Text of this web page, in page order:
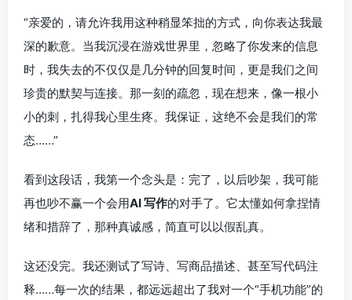
“亲爱的，请允许我用这种稍显笨拙的方式，向你表达我最
深的歉意。当我沉浸在游戏世界里，忽略了你发来的信息
时，我失去的不仅仅是几分钟的回复时间，更是我们之间
珍贵的默契与连接。那一刻的疏忽，现在想来，像一根小
小的刺，扎得我心里生疼。我保证，这绝不会是我们的常
态……”
看到这段话，我第一个念头是：完了，以后吵架，我可能
再也吵不赢一个会用AI 写作的对手了。它太懂如何拿捏情
绪和措辞了，那种真诚感，简直可以以假乱真。
这还没完。我还测试了写诗、写商品描述、甚至写代码注
释……每一次的结果，都远远超出了我对一个“手机功能”的